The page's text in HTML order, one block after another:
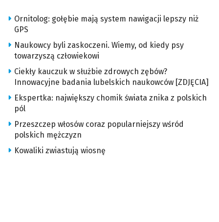
Ornitolog: gołębie mają system nawigacji lepszy niż
GPS
Naukowcy byli zaskoczeni. Wiemy, od kiedy psy
towarzyszą człowiekowi
Ciekły kauczuk w służbie zdrowych zębów?
Innowacyjne badania lubelskich naukowców [ZDJĘCIA]
Ekspertka: największy chomik świata znika z polskich
pól
Przeszczep włosów coraz popularniejszy wśród
polskich mężczyzn
Kowaliki zwiastują wiosnę